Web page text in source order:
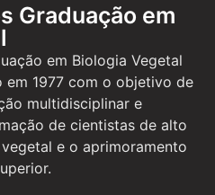
Graduação em
em Biologia Vegetal
em 1977 com o objetivo de
multidisciplinar e
de cientistas de alto
e o aprimoramento